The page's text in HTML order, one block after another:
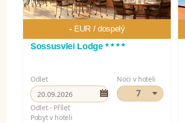
- EUR /dospelý
Sossusvlei Lodge****
Odlet Noci v hoteli
7
Odlet - Přílet
Pobyt v hoteli